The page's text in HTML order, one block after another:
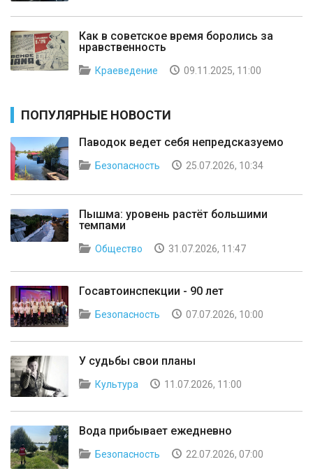
Как в советское время боролись за
нравственность
Краеведение 09.11.2025, 11:00
ПОПУЛЯРНЫЕ НОВОСТИ
Паводок ведет себя непредсказуемо
Безопасность 25.07.2026, 10:34
Пышма: уровень растёт большими
темпами
Общество 31.07.2026, 11:47
Госавтоинспекции - 90 лет
Безопасность 07.07.2026, 10:00
У судьбы свои планы
Культура 11.07.2026, 11:00
Вода прибывает ежедневно
Безопасность 22.07.2026, 07:00